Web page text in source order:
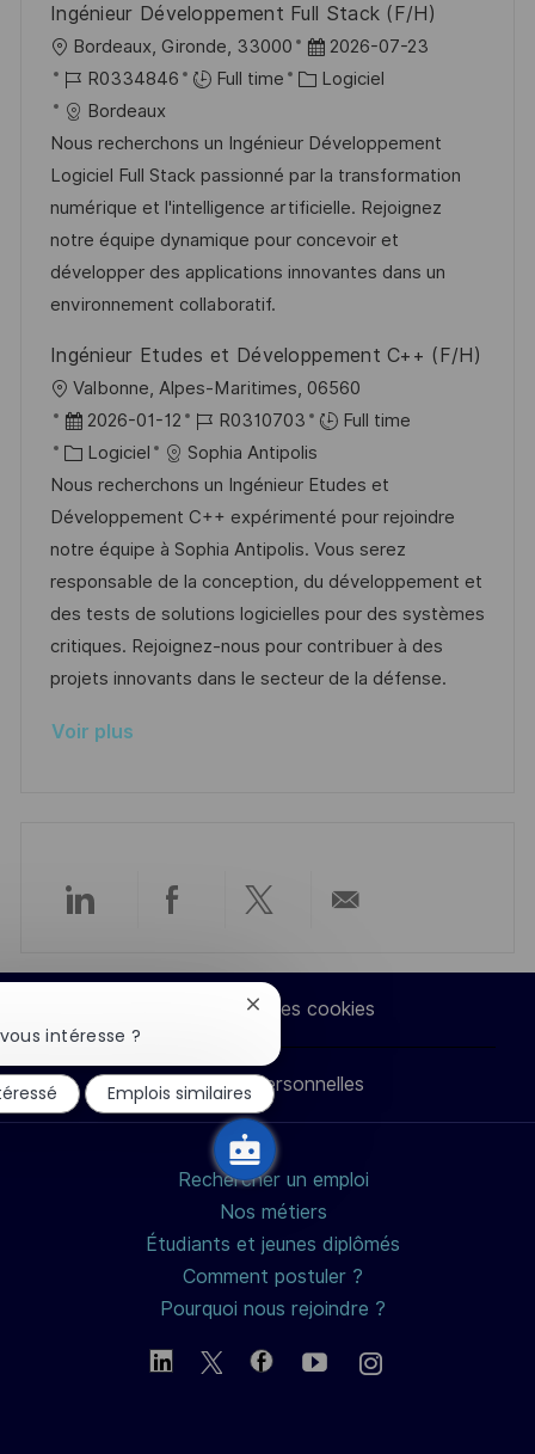
h
a
g
e
p
o
s
e
Ingénieur Développement Full Stack (F/H)
o
c
a
l
i
s
a
t
o
n
Bordeaux, Gironde, 33000
D
a
e
d
’
a
f
c
h
g
e
2026-07-23
R
é
f
é
r
e
n
c
d
u
p
o
s
t
e
R0334846 Full time
C
t
é
g
o
r
Logiciel
Bordeaux
Nous recherchons un Ingénieur Développement
Logiciel Full Stack passionné par la transformation
numérique et l'intelligence artificielle. Rejoignez
notre équipe dynamique pour concevoir et
développer des applications innovantes dans un
environnement collaboratif.
Ingénieur Etudes et Développement C++ (F/H)
o
c
a
l
i
s
a
t
i
n
Valbonne, Alpes-Maritimes, 06560
D
a
t
e
d
’
a
f
f
c
2026-01-12
R
é
f
é
r
e
n
c
e
R0310703
Full time
C
a
t
é
g
o
r
i
Logiciel
Sophia Antipolis
Nous recherchons un Ingénieur Etudes et
Développement C++ expérimenté pour rejoindre
notre équipe à Sophia Antipolis. Vous serez
responsable de la conception, du développement et
des tests de solutions logicielles pour des systèmes
critiques. Rejoignez-nous pour contribuer à des
projets innovants dans le secteur de la défense.
Voir plus
Partager
via
LinkedIn
Partager
via
Facebook
Partager
via
twitter
par
e-
mail
Paramètres des cookies
Données personnelles
Rechercher un emploi
Nos métiers
Étudiants et jeunes diplômés
Comment postuler ?
Pourquoi nous rejoindre ?
intéresse ?
Fermer
notification
du
chatbot
Emplois similaires